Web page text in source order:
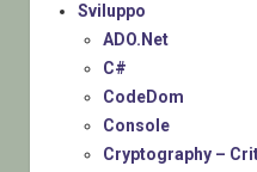
Sviluppo
ADO.Net
C#
CodeDom
Console
Cryptography –